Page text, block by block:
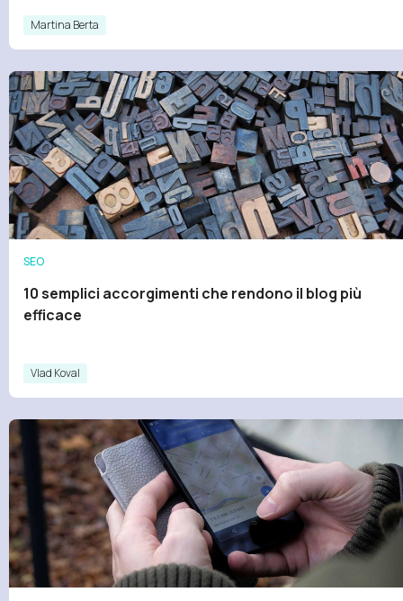
Martina Berta
SEO
10 semplici accorgimenti che rendono il blog più
efficace
Vlad Koval